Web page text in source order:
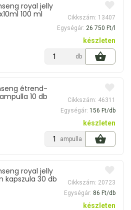
royal jelly
100 ml
Cikkszám: 13407
Egységár: 26 750 Ft/l
készleten
db
étrend-
10 db
Cikkszám: 46311
Egységár: 156 Ft/db
készleten
ampulla
royal jelly
kapszula 30 db
Cikkszám: 20723
Egységár: 86 Ft/db
készleten